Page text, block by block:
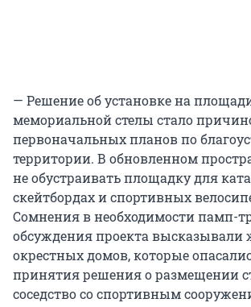
— Решение об установке на
мемориальной стелы стало
первоначальных планов по
территории. В обновленном
не обустраивать площадку для
скейтбордах и спортивных
Сомнения в необходимости памп-
обсуждения проекта высказывали
окрестных домов, которые
принятия решения о размещении
соседство со спортивным